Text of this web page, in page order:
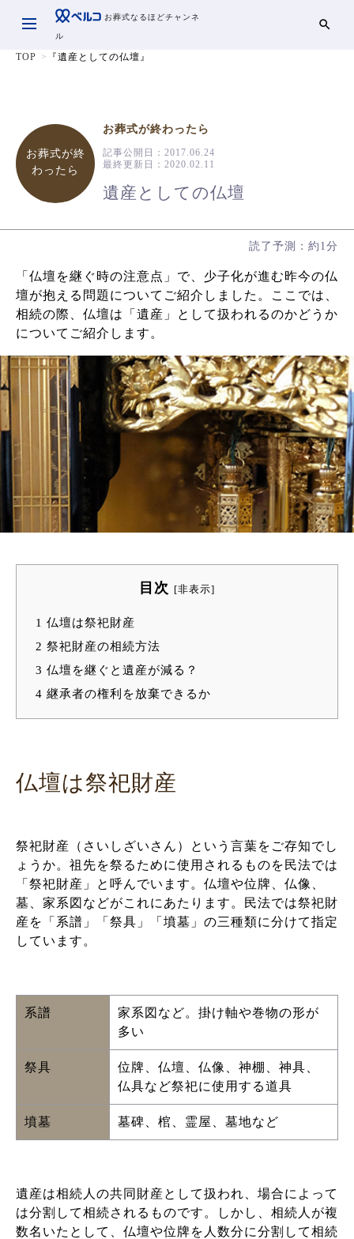
お葬式なるほどチャンネ
ル
TOP 『遺産としての仏壇』
お葬式が終
わったら
お葬式が終わったら
記事公開日： 2017.06.24
最終更新日： 2020.02.11
遺産としての仏壇
読了予測：約1分
「仏壇を継ぐ時の注意点」で、少子化が進む昨今の仏
壇が抱える問題についてご紹介しました。ここでは、
相続の際、仏壇は「遺産」として扱われるのかどうか
についてご紹介します。
目次 [非表示]
1 仏壇は祭祀財産
2 祭祀財産の相続方法
3 仏壇を継ぐと遺産が減る？
4 継承者の権利を放棄できるか
仏壇は祭祀財産
祭祀財産（さいしざいさん）という言葉をご存知でし
ょうか。祖先を祭るために使用されるものを民法では
「祭祀財産」と呼んでいます。仏壇や位牌、仏像、
墓、家系図などがこれにあたります。民法では祭祀財
産を「系譜」「祭具」「墳墓」の三種類に分けて指定
しています。
系譜
家系図など。掛け軸や巻物の形が
多い
祭具
位牌、仏壇、仏像、神棚、神具、
仏具など祭祀に使用する道具
墳墓 墓碑、棺、霊屋、墓地など
遺産は相続人の共同財産として扱われ、場合によって
は分割して相続されるものです。しかし、相続人が複
数名いたとして、仏壇や位牌を人数分に分割して相続